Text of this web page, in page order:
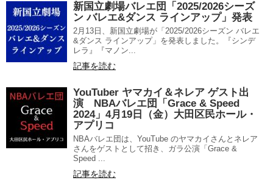
新国立劇場バレエ団「2025/2026シーズ
ン バレエ&ダンス ラインアップ」発表
2月13日、新国立劇場が「2025/2026シーズン バレエ
&ダンス ラインアップ」を発表しました。『シンデ
レラ』『マノン...
記事を読む
YouTuber ヤマカイ＆ネレア ゲスト出
演 NBAバレエ団「Grace & Speed
2024」4月19日（金）大田区民ホール・
アプリコ
NBAバレエ団は、YouTube のヤマカイさんとネレア
さんをゲストとして招き、ガラ公演「Grace &
Speed ...
記事を読む